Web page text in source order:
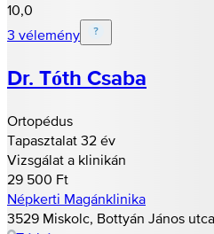
10,0
3 vélemény
Dr. Tóth Csaba
Ortopédus
Tapasztalat 32 év
Vizsgálat a klinikán
29 500 Ft
Népkerti Magánklinika
3529 Miskolc, Bottyán János